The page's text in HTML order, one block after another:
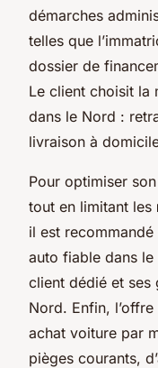
démarches
telles que
dossier de
Le client choisit la
dans le Nord :
livraison à
Pour optimiser
tout en limitant les
il est
auto fiable dans
client dédié et ses
Nord. Enfin,
achat voiture par
pièges courants,